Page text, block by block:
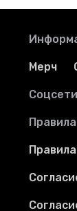
Мерч
Соцсети
Правила